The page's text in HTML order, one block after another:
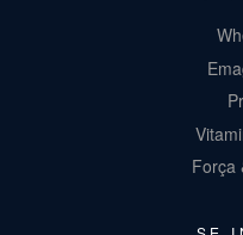
Força